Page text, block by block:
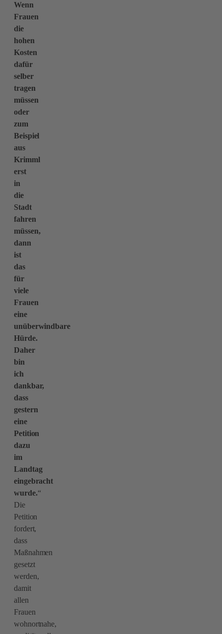
Wenn
Frauen
die
hohen
Kosten
dafür
selber
tragen
müssen
oder
zum
Beispiel
aus
Krimml
erst
in
die
Stadt
fahren
müssen,
dann
ist
das
für
viele
Frauen
eine
unüberwindbare
Hürde.
Daher
bin
ich
dankbar,
dass
gestern
eine
Petition
dazu
im
Landtag
eingebracht
wurde.“
Die
Petition
fordert,
dass
Maßnahmen
gesetzt
werden,
damit
allen
Frauen
wohnortnahe,